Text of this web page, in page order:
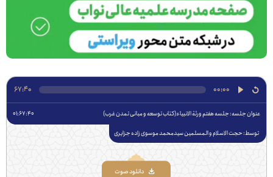
00:00
67:40
جلسه: ‌جلسه هفتم ورثة الانبیاء(کتاب توسعه و مبانی تمدن غرب)
حجت الاسلام و المسلمین سیدمحمد موسوی زاده جزایری
دانلود صوت